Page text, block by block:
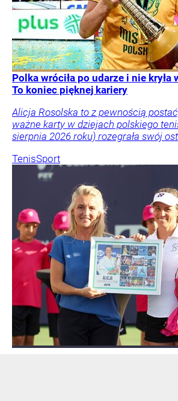
Polka wróciła po udarze i nie kryła
To koniec pięknej kariery
Alicja Rosolska to z pewnością
ważne karty w dziejach polskiego
sierpnia 2026 roku) rozegrała swój
TenisSport